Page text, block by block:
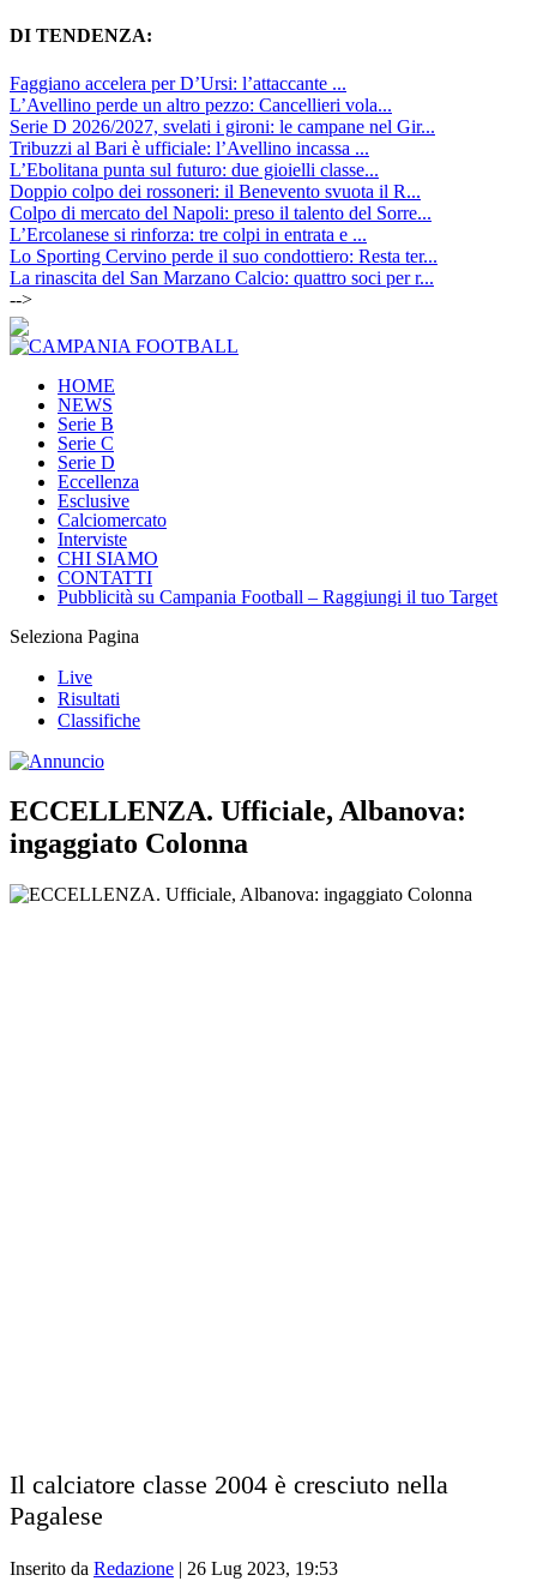
DI TENDENZA:
Faggiano accelera per D’Ursi: l’attaccante ...
L’Avellino perde un altro pezzo: Cancellieri vola...
Serie D 2026/2027, svelati i gironi: le campane nel Gir...
Tribuzzi al Bari è ufficiale: l’Avellino incassa ...
L’Ebolitana punta sul futuro: due gioielli classe...
Doppio colpo dei rossoneri: il Benevento svuota il R...
Colpo di mercato del Napoli: preso il talento del Sorre...
L’Ercolanese si rinforza: tre colpi in entrata e ...
Lo Sporting Cervino perde il suo condottiero: Resta ter...
La rinascita del San Marzano Calcio: quattro soci per r...
-->
HOME
NEWS
Serie B
Serie C
Serie D
Eccellenza
Esclusive
Calciomercato
Interviste
CHI SIAMO
CONTATTI
Pubblicità su Campania Football – Raggiungi il tuo Target
Seleziona Pagina
Live
Risultati
Classifiche
ECCELLENZA. Ufficiale, Albanova:
ingaggiato Colonna
Il calciatore classe 2004 è cresciuto nella
Pagalese
Inserito da Redazione | 26 Lug 2023, 19:53